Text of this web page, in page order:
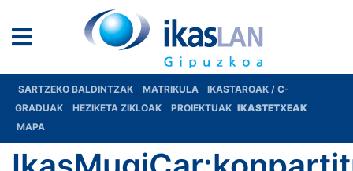
SARTZEKO BALDINTZAK MATRIKULA
IKASTAROAK / C-
GRADUAK
HEZIKETA ZIKLOAK PROIEKTUAK IKASTETXEAK
MAPA